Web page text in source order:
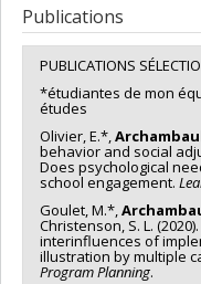
Co-researchers :
Bowen,Roch
Bouffard,Carole
Publications
PUBLICATIONS
*étudiantes de mon
études
Olivier, E.*,
behavior and social
Does psychological
school engagement.
Goulet, M.*,
Christenson, S. L.
interinfluences of
illustration by multiple
Program Planning.